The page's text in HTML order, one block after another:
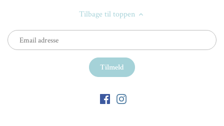
Tilbage til toppen